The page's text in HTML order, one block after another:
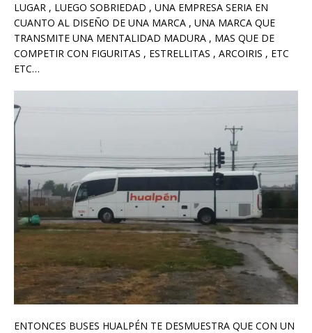
LUGAR , LUEGO SOBRIEDAD , UNA EMPRESA SERIA EN
CUANTO AL DISEÑO DE UNA MARCA , UNA MARCA QUE
TRANSMITE UNA MENTALIDAD MADURA , MAS QUE DE
COMPETIR CON FIGURITAS , ESTRELLITAS , ARCOIRIS , ETC
ETC…
ENTONCES BUSES HUALPÉN TE DESMUESTRA QUE CON UN